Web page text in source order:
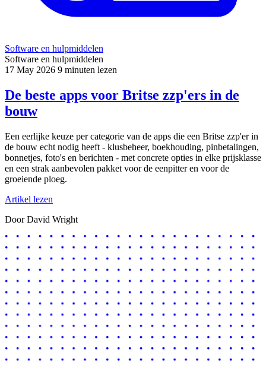
Software en hulpmiddelen
Software en hulpmiddelen
17 May 2026 9 minuten lezen
De beste apps voor Britse zzp'ers in de
bouw
Een eerlijke keuze per categorie van de apps die een Britse zzp'er in
de bouw echt nodig heeft - klusbeheer, boekhouding, pinbetalingen,
bonnetjes, foto's en berichten - met concrete opties in elke prijsklasse
en een strak aanbevolen pakket voor de eenpitter en voor de
groeiende ploeg.
Artikel lezen
Door David Wright